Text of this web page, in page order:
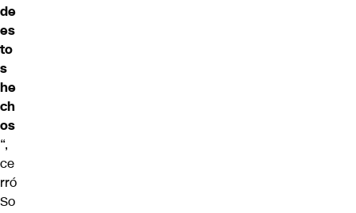
de
es
to
s
he
ch
os
“,
ce
rró
So